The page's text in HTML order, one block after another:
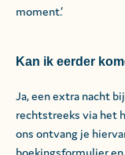
moment.’
Kan ik eerder
Ja, een extra nacht
rechtstreeks via het
ons ontvang je
boekingsformulier